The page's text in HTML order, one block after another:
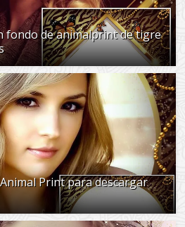
fondo de animalprint de tigre
Print para descargar